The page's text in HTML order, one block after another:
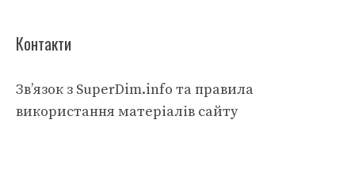
Контакти
Зв’язок з SuperDim.info та правила
використання матеріалів сайту